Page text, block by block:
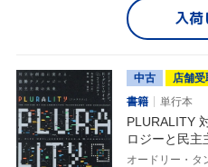
入荷
中古
店舗受
書籍
単行本
PLURALITY
ロジーと民主
オードリー・タ